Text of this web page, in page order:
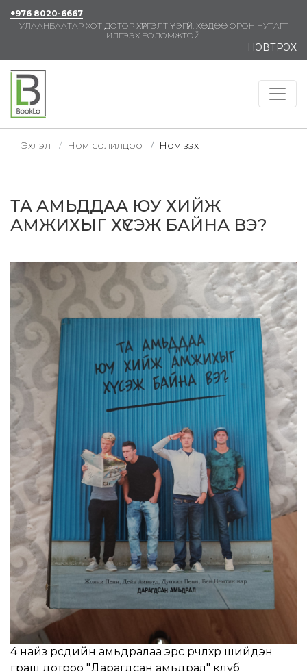
+976 8020-6667
УЛААНБААТАР ХОТ ДОТОР ХҮРГЭЛТ ҮНЭГҮЙ. ХӨДӨӨ ОРОН НУТАГТ
ИЛГЭЭХ БОЛОМЖТОЙ.
НЭВТРЭХ
Эхлэл Ном солилцоо Ном үзэх
ТА АМЬДДАА ЮУ ХИЙЖ
АМЖИХЫГ ХҮСЭЖ БАЙНА ВЭ?
4 найз өөрсдийн амьдралаа эрс өөрчлөхөөр шийдэн
граш дотроо "Дарагдсан амьдрал" клуб